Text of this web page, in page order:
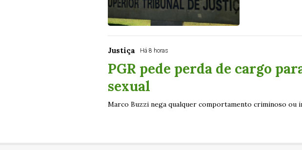
Justiça Há 8 horas
PGR pede perda de cargo
sexual
Marco Buzzi nega qualquer comportamento criminoso ou